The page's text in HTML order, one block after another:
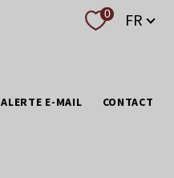
0 Langue
FR
ALERTE E-MAIL CONTACT